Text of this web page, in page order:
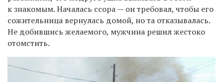
к знакомым. Началась ссора — он требовал, чтобы его
сожительница вернулась домой, но та отказывалась.
Не добившись желаемого, мужчина решил жестоко
отомстить.